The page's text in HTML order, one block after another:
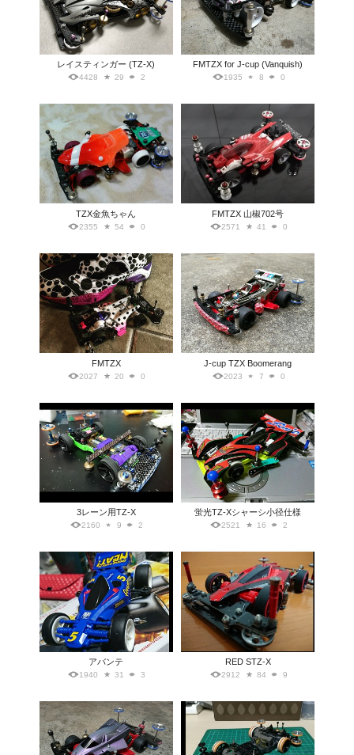
レイスティンガー (TZ-X)
4428 29 2
FMTZX for J-cup (Vanquish)
1935 8 0
TZX金魚ちゃん
2355 54 0
FMTZX 山椒702号
2571 41 0
FMTZX
2027 20 0
J-cup TZX Boomerang
2023 7 0
3レーン用TZ-X
2160 9 2
蛍光TZ-Xシャーシ小径仕様
2521 16 2
アバンテ
1940 31 3
RED STZ-X
2912 84 9